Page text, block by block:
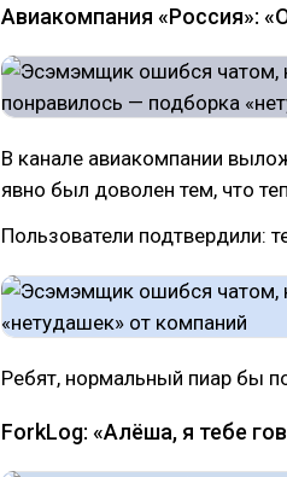
Авиакомпания «Россия»:
В канале авиакомпании
явно был доволен тем, что
Пользователи подтвердили:
Ребят, нормальный пиар бы
ForkLog: «Алёша, я тебе